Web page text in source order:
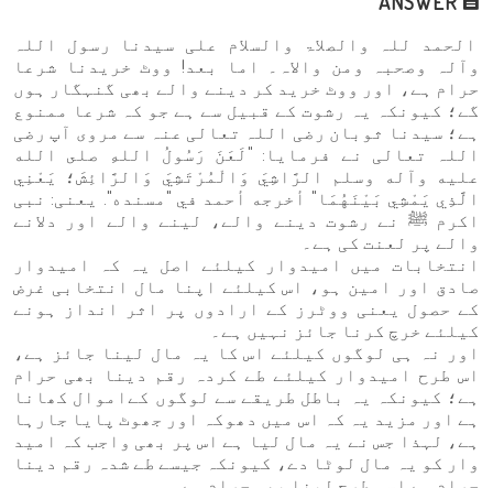
الحمد للہ والصلاۃ والسلام علی سیدنا رسول اللہ
وآلہ وصحبہ ومن والاہ۔ اما بعد! ووٹ خریدنا شرعا
حرام ہے، اور ووٹ خرید کر دینے والے بھی گنہگار ہوں
گے؛ کیونکہ یہ رشوت کے قبیل سے ہے جو کہ شرعا ممنوع
ہے؛ سیدنا ثوبان رضی اللہ تعالی عنہ سے مروی آپ رضی
اللہ تعالی نے فرمایا: "لَعَنَ رَسُولُ اللهِ صلى الله
عليه وآله وسلم الرَّاشِيَ وَالْمُرْتَشِيَ وَالرَّائِشَ؛ يَعْنِي
الَّذِي يَمْشِي بَيْنَهُمَا" أخرجه أحمد في "مسنده". یعنی: نبی
اکرم ﷺ نے رشوت دینے والے، لینے والے اور دلانے
والے پر لعنت کی ہے۔
انتخابات میں امیدوار کیلئے اصل یہ کہ امیدوار
صادق اور امین ہو، اس کیلئے اپنا مال انتخابی غرض
کے حصول یعنی ووٹرز کے ارادوں پر اثر انداز ہونے
کیلئے خرچ کرنا جائز نہیں ہے۔
اور نہ ہی لوگوں کیلئے اس کا یہ مال لینا جائز ہے،
اس طرح امیدوار کیلئے طے کردہ رقم دینا بھی حرام
ہے؛ کیونکہ یہ باطل طریقے سے لوگوں کےاموال کھانا
ہے اور مزید یہ کہ اس میں دھوکہ اور جھوٹ پایا جارہا
ہے، لہذا جس نے یہ مال لیا ہے اس پر بھی واجب کہ امید
وار کو یہ مال لوٹا دے، کیونکہ جیسے طے شدہ رقم دینا